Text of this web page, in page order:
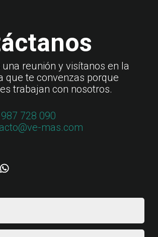
reunión y visítanos en la
que te convenzas porque
trabajan con nosotros.
728 090
mas.com